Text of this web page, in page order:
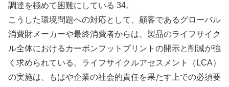
調達を極めて困難にしている 34。
こうした環境問題への対応として、顧客であるグローバル
消費財メーカーや最終消費者からは、製品のライフサイク
ル全体におけるカーボンフットプリントの開示と削減が強
く求められている。ライフサイクルアセスメント（LCA）
の実施は、もはや企業の社会的責任を果たす上での必須要